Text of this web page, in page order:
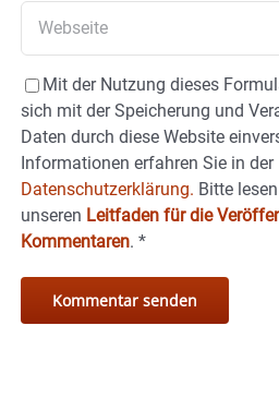
Mit der Nutzung dieses
sich mit der Speicherung und
Daten durch diese Website
Informationen erfahren Sie in der
Datenschutzerklärung. Bitte
unseren Leitfaden für die
Kommentaren. *